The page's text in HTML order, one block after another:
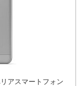
アスマートフォン